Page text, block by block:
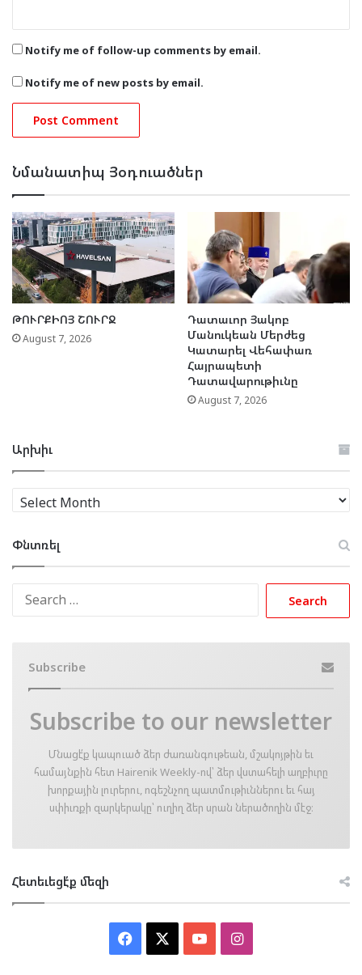
Notify me of follow-up comments by email.
Notify me of new posts by email.
Նմանատիպ Յօդուածներ
ԹՈՒՐՔԻՈՅ ՇՈՒՐՋ
August 7, 2026
Դատաւոր Յակոբ
Մանուկեան Մերժեց
Կատարել Վեհափառ
Հայրապետի
Դատավարութիւնը
August 7, 2026
Արխիւ
Արխիւ
Փնտռել
Subscribe
Subscribe to our newsletter
Մնացէ՛ք կապուած ձեր ժառանգութեան, մշակոյթին եւ
համայնքին հետ Hairenik Weekly-ով՝ ձեր վստահելի աղբիւրը
խորքային լուրերու, ոգեշնչող պատմութիւններու եւ հայ
սփիւռքի զարկերակը՝ ուղիղ ձեր սրան ներածողին մէջ։
Հետեւեցէ՛ք մեզի
Facebook YouTubeInstagram